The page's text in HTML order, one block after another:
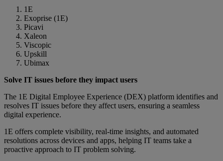
1E
Exoprise (1E)
Picavi
Xaleon
Viscopic
Upskill
Ubimax
Solve IT issues before they impact users
The 1E Digital Employee Experience (DEX) platform identifies and
resolves IT issues before they affect users, ensuring a seamless
digital experience.
1E offers complete visibility, real-time insights, and automated
resolutions across devices and apps, helping IT teams take a
proactive approach to IT problem solving.